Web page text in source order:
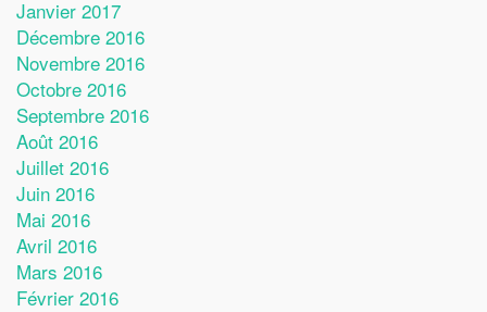
Janvier 2017
Décembre 2016
Novembre 2016
Octobre 2016
Septembre 2016
Août 2016
Juillet 2016
Juin 2016
Mai 2016
Avril 2016
Mars 2016
Février 2016